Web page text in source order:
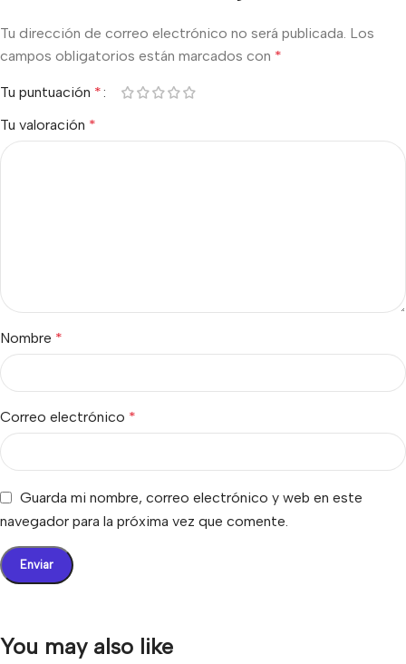
Tu dirección de correo electrónico no será publicada. Los
campos obligatorios están marcados con *
Tu puntuación *
Tu valoración *
Nombre *
Correo electrónico *
Guarda mi nombre, correo electrónico y web en este
navegador para la próxima vez que comente.
You may also like